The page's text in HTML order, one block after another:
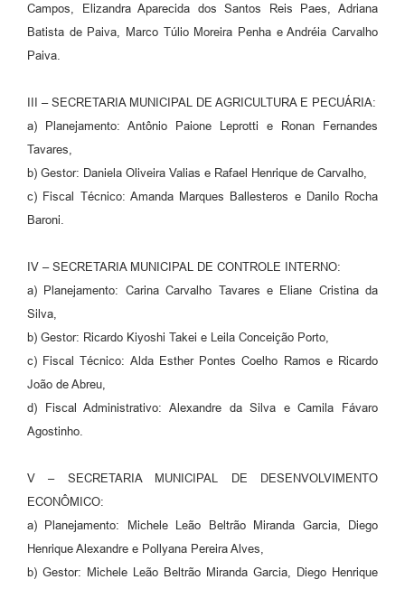
Campos, Elizandra Aparecida dos Santos Reis Paes, Adriana
Batista de Paiva, Marco Túlio Moreira Penha e Andréia Carvalho
Paiva.
III – SECRETARIA MUNICIPAL DE AGRICULTURA E PECUÁRIA:
a) Planejamento: Antônio Paione Leprotti e Ronan Fernandes
Tavares,
b) Gestor: Daniela Oliveira Valias e Rafael Henrique de Carvalho,
c) Fiscal Técnico: Amanda Marques Ballesteros e Danilo Rocha
Baroni.
IV – SECRETARIA MUNICIPAL DE CONTROLE INTERNO:
a) Planejamento: Carina Carvalho Tavares e Eliane Cristina da
Silva,
b) Gestor: Ricardo Kiyoshi Takei e Leila Conceição Porto,
c) Fiscal Técnico: Alda Esther Pontes Coelho Ramos e Ricardo
João de Abreu,
d) Fiscal Administrativo: Alexandre da Silva e Camila Fávaro
Agostinho.
V – SECRETARIA MUNICIPAL DE DESENVOLVIMENTO
ECONÔMICO:
a) Planejamento: Michele Leão Beltrão Miranda Garcia, Diego
Henrique Alexandre e Pollyana Pereira Alves,
b) Gestor: Michele Leão Beltrão Miranda Garcia, Diego Henrique